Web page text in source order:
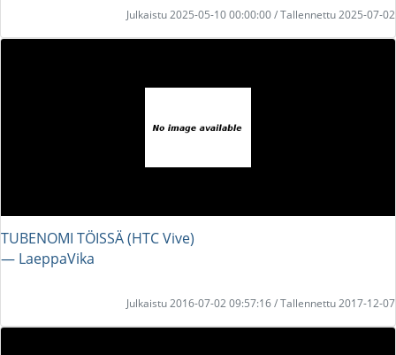
Julkaistu 2025-05-10 00:00:00 / Tallennettu 2025-07-02
TUBENOMI TÖISSÄ (HTC Vive)
― LaeppaVika
Julkaistu 2016-07-02 09:57:16 / Tallennettu 2017-12-07